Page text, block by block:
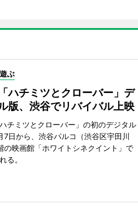
ぶ
ハチミツとクローバー」デ
版、渋谷でリバイバル上映
チミツとクローバー」の初のデジタル
7日から、渋谷パルコ（渋谷区宇田川
の映画館「ホワイトシネクイント」で
る。